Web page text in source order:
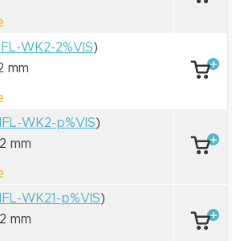
WK2-2%VIS)
mm
WK2-p%VIS)
mm
WK21-p%VIS)
mm